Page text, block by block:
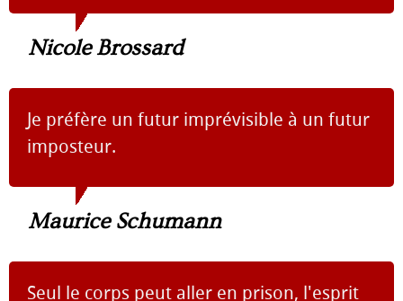
Nicole Brossard
Je préfère un futur imprévisible à un futur
imposteur.
Maurice Schumann
Seul le corps peut aller en prison, l'esprit